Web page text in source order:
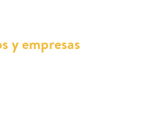
y empresas